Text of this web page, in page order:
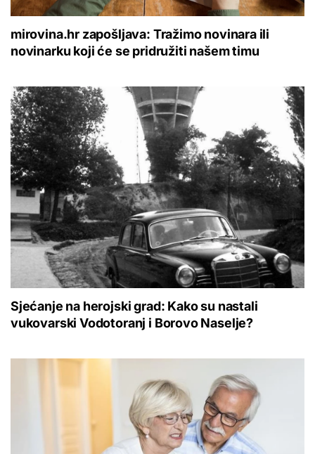
mirovina.hr zapošljava: Tražimo novinara ili
novinarku koji će se pridružiti našem timu
Sjećanje na herojski grad: Kako su nastali
vukovarski Vodotoranj i Borovo Naselje?